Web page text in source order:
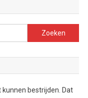
Zoeken
naar:
bestrijden. Dat